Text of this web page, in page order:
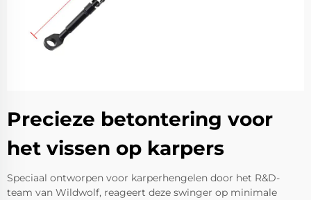
Precieze betontering voor
het vissen op karpers
Speciaal ontworpen voor karperhengelen door het R&D-
team van Wildwolf, reageert deze swinger op minimale